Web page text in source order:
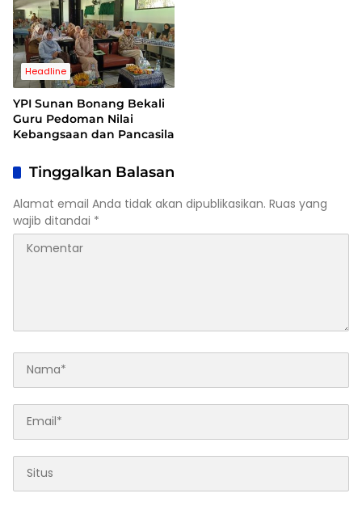
Headline
YPI Sunan Bonang Bekali
Guru Pedoman Nilai
Kebangsaan dan Pancasila
Tinggalkan Balasan
Alamat email Anda tidak akan dipublikasikan. Ruas yang
wajib ditandai *